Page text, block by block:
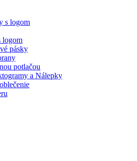
s logom
logom
pásky
potlačou
a Nálepky